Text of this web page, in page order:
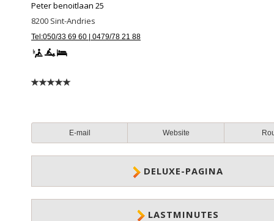
Peter benoitlaan 25
8200 Sint-Andries
Tel:050/33 69 60 | 0479/78 21 88
E-mail Website
DELUXE-PAGINA
LASTMINUTES